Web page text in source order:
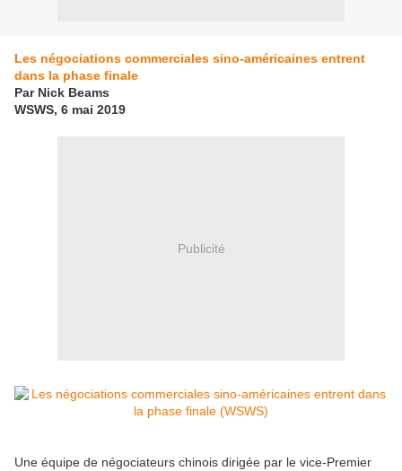
Les négociations commerciales sino-américaines entrent
dans la phase finale
Par Nick Beams
WSWS, 6 mai 2019
Publicité
Une équipe de négociateurs chinois dirigée par le vice-Premier